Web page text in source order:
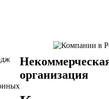
организация